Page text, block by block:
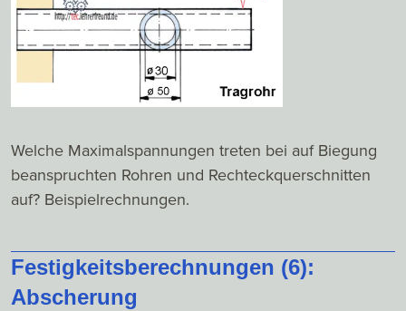
Welche Maximalspannungen treten bei auf Biegung
beanspruchten Rohren und Rechteckquerschnitten
auf? Beispielrechnungen.
Festigkeitsberechnungen (6):
Abscherung